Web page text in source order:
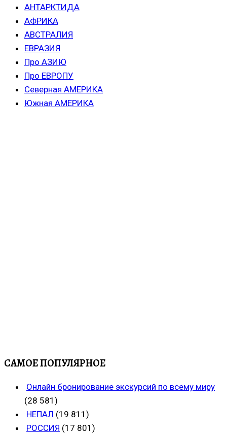
АНТАРКТИДА
АФРИКА
АВСТРАЛИЯ
ЕВРАЗИЯ
Про АЗИЮ
Про ЕВРОПУ
Северная АМЕРИКА
Южная АМЕРИКА
САМОЕ ПОПУЛЯРНОЕ
Онлайн бронирование экскурсий по всему миру
(28 581)
НЕПАЛ (19 811)
РОССИЯ (17 801)